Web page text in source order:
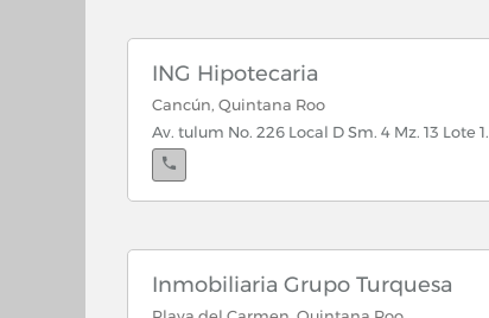
ING Hipotecaria
Cancún, Quintana Roo
Av. tulum No. 226 Local D Sm. 4 Mz. 13 Lote 1.
Inmobiliaria Grupo Turquesa